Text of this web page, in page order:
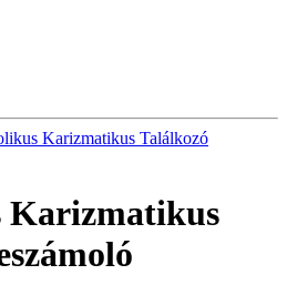
Karizmatikus Találkozó
Karizmatikus